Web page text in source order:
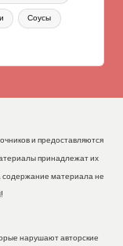
Соусы
и предоставляются
принадлежат их
содержание материала не
нарушают авторские